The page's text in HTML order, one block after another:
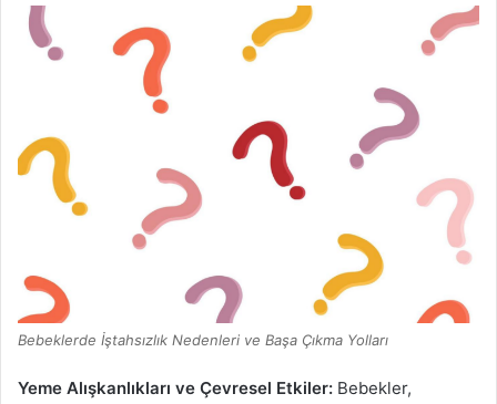
Bebeklerde İştahsızlık Nedenleri ve Başa Çıkma Yolları
Yeme Alışkanlıkları ve Çevresel Etkiler: Bebekler,